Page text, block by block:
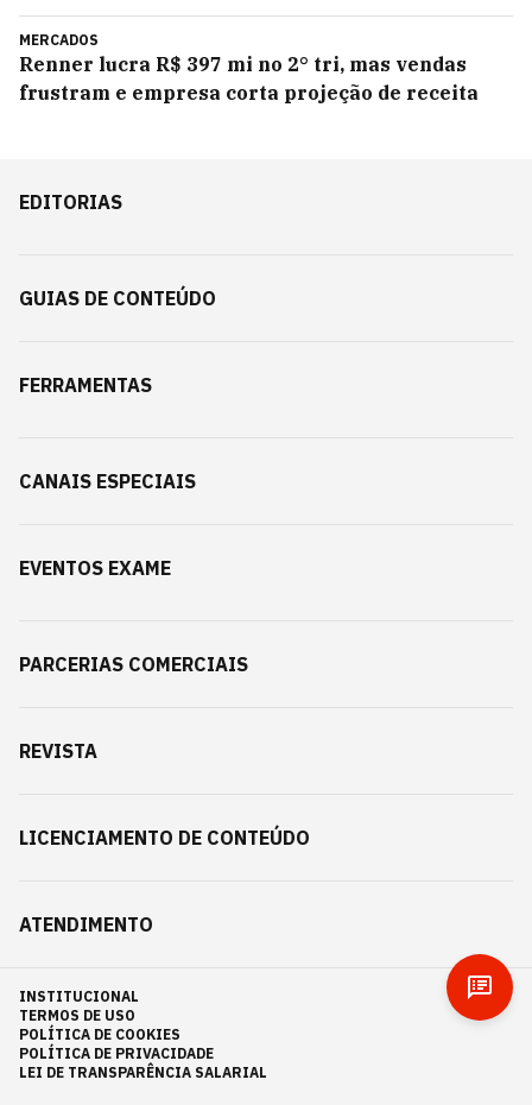
MERCADOS
Renner lucra R$ 397 mi no 2° tri, mas vendas
frustram e empresa corta projeção de receita
EDITORIAS
GUIAS DE CONTEÚDO
FERRAMENTAS
CANAIS ESPECIAIS
EVENTOS EXAME
PARCERIAS COMERCIAIS
REVISTA
LICENCIAMENTO DE CONTEÚDO
ATENDIMENTO
INSTITUCIONAL
TERMOS DE USO
POLÍTICA DE COOKIES
POLÍTICA DE PRIVACIDADE
LEI DE TRANSPARÊNCIA SALARIAL